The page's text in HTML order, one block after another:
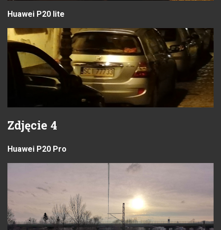
Huawei P20 lite
Zdjęcie 4
Huawei P20 Pro